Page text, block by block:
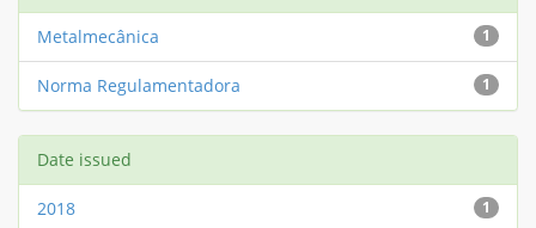
1
Metalmecânica
1
Norma Regulamentadora
Date issued
1
2018